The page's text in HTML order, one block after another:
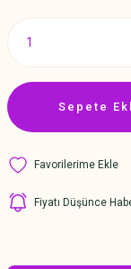
Sepete
Fiyatı Düşünce